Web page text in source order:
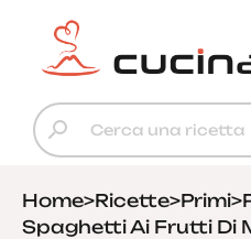
Home>Ricette>Primi>
Spaghetti Ai Frutti Di